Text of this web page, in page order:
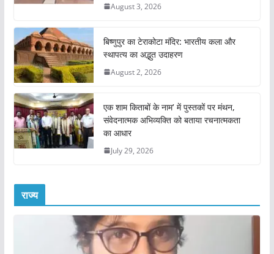
August 3, 2026
बिष्णुपुर का टेराकोटा मंदिर: भारतीय कला और
स्थापत्य का अद्भुत उदाहरण
August 2, 2026
एक शाम किताबों के नाम’ में पुस्तकों पर मंथन,
संवेदनात्मक अभिव्यक्ति को बताया रचनात्मकता
का आधार
July 29, 2026
राज्य